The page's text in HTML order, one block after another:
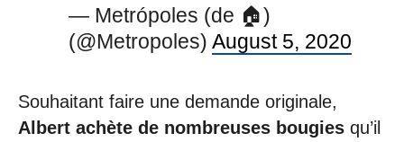
— Metrópoles (de 🏠)
(@Metropoles)August 5, 2020
Souhaitant faire une demande originale,
Albert achète de nombreuses bougies qu’il